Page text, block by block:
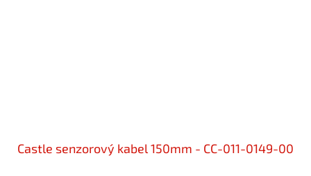
Castle senzorový kabel 150mm - CC-011-0149-00